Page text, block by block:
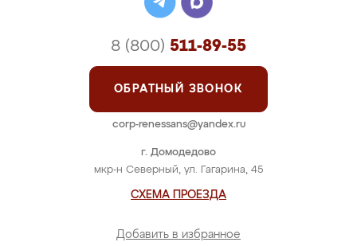
г. Домодедово
мкр-н Северный, ул. Гагарина, 45
СХЕМА ПРОЕЗДА
Добавить в избранное
8 (800) 511-89-55
ОБРАТНЫЙ ЗВОНОК
corp-renessans@yandex.ru